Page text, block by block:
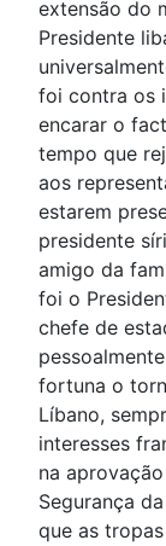
extensão do
Presidente
foi contra os
encarar o
tempo que
aos
estarem
presidente
amigo da
foi o
chefe de
fortuna o
Líbano,
interesses
na
Segurança
que as